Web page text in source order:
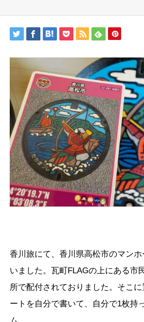
香川旅にて、香川県高松市のマン
いました。瓦町FLAGの上にある市
所で配付されておりました。そこ
ートを自分で書いて、自分で1枚持